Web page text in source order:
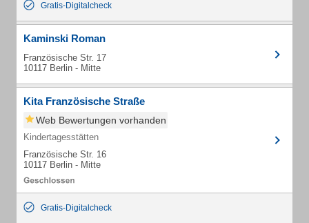
Gratis-Digitalcheck
Kaminski Roman
Französische Str. 17
10117 Berlin - Mitte
Kita Französische Straße
Web Bewertungen vorhanden
Kindertagesstätten
Französische Str. 16
10117 Berlin - Mitte
Gratis-Digitalcheck